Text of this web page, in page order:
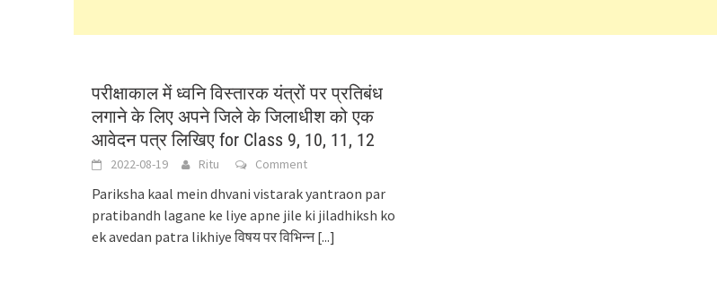
परीक्षाकाल में ध्वनि विस्तारक यंत्रों पर प्रतिबंध
लगाने के लिए अपने जिले के जिलाधीश को एक
आवेदन पत्र लिखिए for Class 9, 10, 11, 12
2022-08-19 Ritu Comment
Pariksha kaal mein dhvani vistarak yantraon par
pratibandh lagane ke liye apne jile ki jiladhiksh ko
ek avedan patra likhiye विषय पर विभिन्न[...]